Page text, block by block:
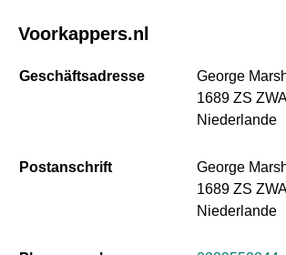
Voorkappers.nl
Geschäftsadresse
George
1689 ZS
Niederlande
Postanschrift
George
1689 ZS
Niederlande